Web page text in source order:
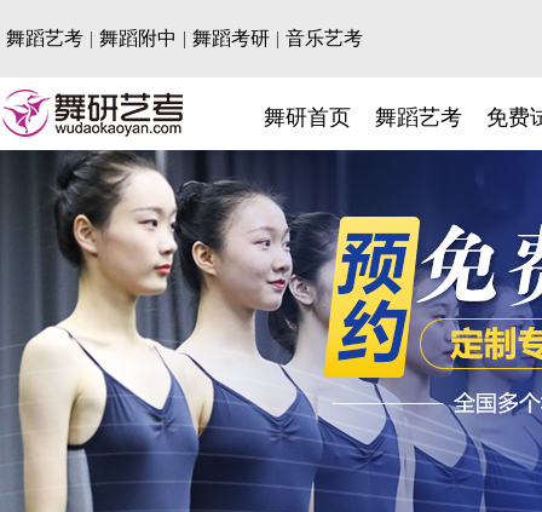
舞蹈艺考 | 舞蹈附中 | 舞蹈考研 | 音乐艺考
舞研首页 舞蹈艺考 免费